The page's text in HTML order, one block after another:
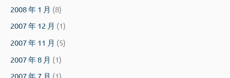
2008 年 1 月 (8)
2007 年 12 月 (1)
2007 年 11 月 (5)
2007 年 8 月 (1)
2007 年 7 月 (1)